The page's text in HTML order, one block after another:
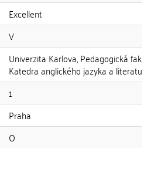
Excellent
V
Univerzita Karlova, Pedagogická
Katedra anglického jazyka a literatury
1
Praha
O